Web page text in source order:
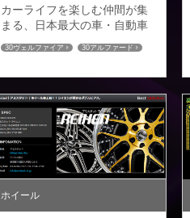
カーライフを楽しむ仲間が集
まる、日本最大の車・自動車
ＳＮＳサイトみんカラサイト
より、先日みんカラさんが弊
材にきていただいた時のブロ
グ記事が「みんカラスタッフ
ブログ」でアップされており
ますのでご紹介させていただ
きます。 →詳しくはこちら←
30ヴェルファイア
30アルファード
ホイール